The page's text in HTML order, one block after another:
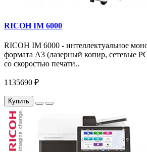
RICOH IM 6000
RICOH IM 6000 - интеллектуальное
формата А3 (лазерный копир, сетевые
со скоростью печати..
1135690 ₽
Купить